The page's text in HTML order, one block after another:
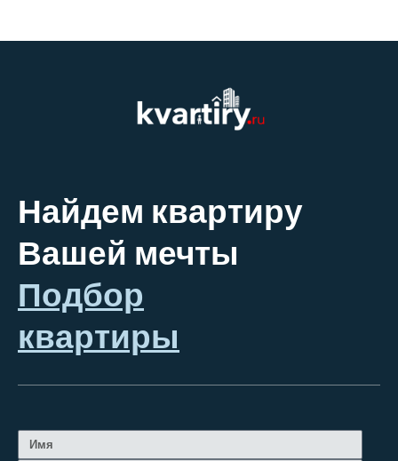
Найдем квартиру
Вашей мечты
Подбор
квартиры